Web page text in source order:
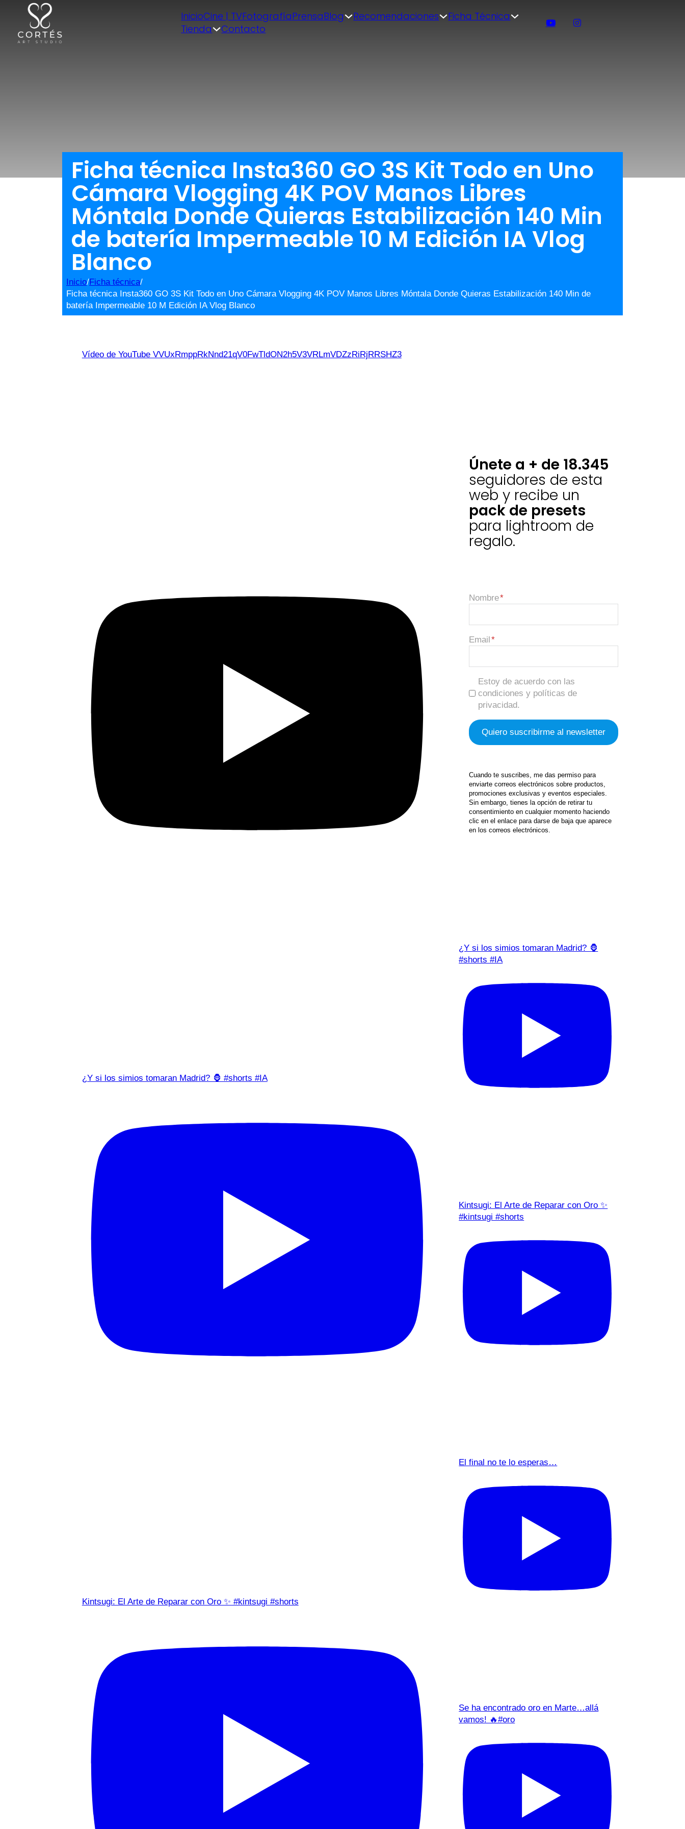
InicioCine | TVFotografíaPrensaBlog Recomendaciones
Ficha Técnica
Tienda
Contacto
Ficha técnica Insta360 GO 3S Kit Todo en Uno
Cámara Vlogging 4K POV Manos Libres
Móntala Donde Quieras Estabilización 140 Min
de batería Impermeable 10 M Edición IA Vlog
Blanco
Inicio/Ficha técnica/
Ficha técnica Insta360 GO 3S Kit Todo en Uno Cámara Vlogging 4K POV Manos Libres Móntala Donde Quieras Estabilización 140 Min de
batería Impermeable 10 M Edición IA Vlog Blanco
Vídeo de YouTube VVUxRmppRkNnd21qV0FwTldON2h5V3VRLmVDZzRiRjRRSHZ3
¿Y si los simios tomaran Madrid? 🦍 #shorts #IA
Kintsugi: El Arte de Reparar con Oro ✨ #kintsugi #shorts
Únete a + de 18.345
seguidores de esta
web y recibe un
pack de presets
para lightroom de
regalo.
Nombre
Email
Estoy de acuerdo con las
condiciones y políticas de
privacidad.
Cuando te suscribes, me das permiso para
enviarte correos electrónicos sobre productos,
promociones exclusivas y eventos especiales.
Sin embargo, tienes la opción de retirar tu
consentimiento en cualquier momento haciendo
clic en el enlace para darse de baja que aparece
en los correos electrónicos.
¿Y si los simios tomaran Madrid? 🦍
#shorts #IA
Kintsugi: El Arte de Reparar con Oro ✨
#kintsugi #shorts
El final no te lo esperas…
Se ha encontrado oro en Marte…allá
vamos! 🔥#oro